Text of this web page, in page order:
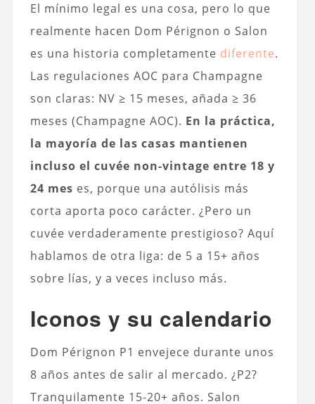
El mínimo legal es una cosa, pero lo que
realmente hacen Dom Pérignon o Salon
es una historia completamente diferente.
Las regulaciones AOC para Champagne
son claras: NV ≥ 15 meses, añada ≥ 36
meses (Champagne AOC). En la práctica,
la mayoría de las casas mantienen
incluso el cuvée non-vintage entre 18 y
24 mes es, porque una autólisis más
corta aporta poco carácter. ¿Pero un
cuvée verdaderamente prestigioso? Aquí
hablamos de otra liga: de 5 a 15+ años
sobre lías, y a veces incluso más.
Iconos y su calendario
Dom Pérignon P1 envejece durante unos
8 años antes de salir al mercado. ¿P2?
Tranquilamente 15-20+ años. Salon